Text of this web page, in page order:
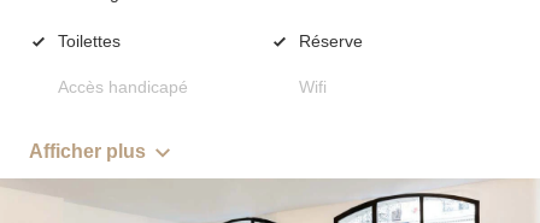
Toilettes Réserve
Accès handicapé Wifi
Afficher plus